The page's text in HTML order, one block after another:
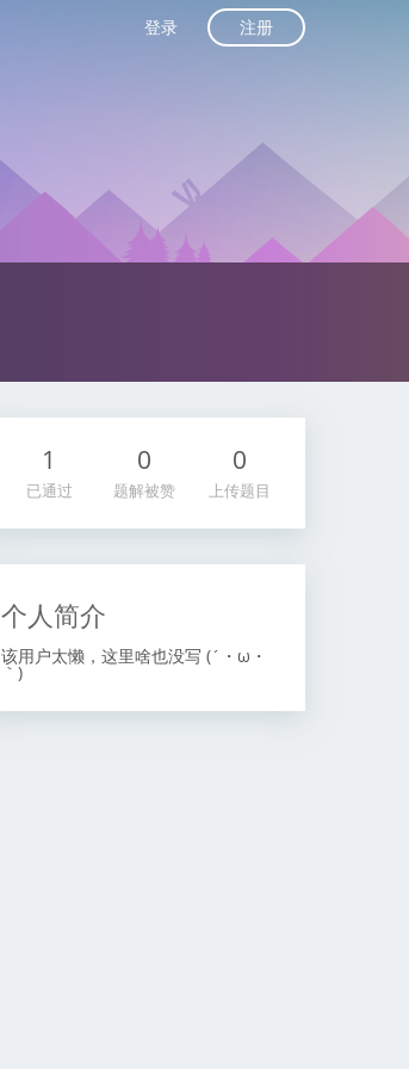
登录 注册
1
已通过
0
题解被赞
0
上传题目
个人简介
该用户太懒，这里啥也没写 (´・ω・
｀)